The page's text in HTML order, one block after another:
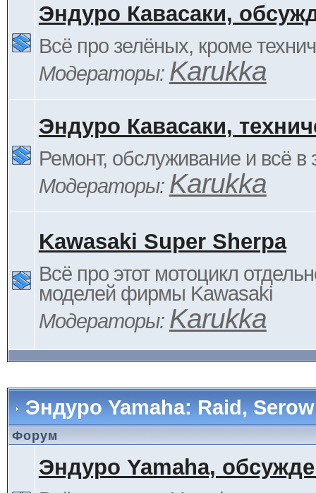
Эндуро Кавасаки,
Всё про зелёных, кроме
Модераторы: Karukka
Эндуро Кавасаки,
Ремонт, обслуживание и всё в
Модераторы: Karukka
Kawasaki Super Sherpa
Всё про этот мотоцикл
моделей фирмы Kawasaki
Модераторы: Karukka
Эндуро Yamaha: Raid,
Форум
Эндуро Yamaha,